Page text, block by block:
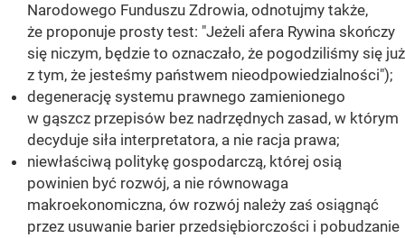
Narodowego Funduszu Zdrowia, odnotujmy także,
że proponuje prosty test: "Jeżeli afera Rywina skończy
się niczym, będzie to oznaczało, że pogodziliśmy się już
z tym, że jesteśmy państwem nieodpowiedzialności");
degenerację systemu prawnego zamienionego
w gąszcz przepisów bez nadrzędnych zasad, w którym
decyduje siła interpretatora, a nie racja prawa;
niewłaściwą politykę gospodarczą, której osią
powinien być rozwój, a nie równowaga
makroekonomiczna, ów rozwój należy zaś osiągnąć
przez usuwanie barier przedsiębiorczości i pobudzanie